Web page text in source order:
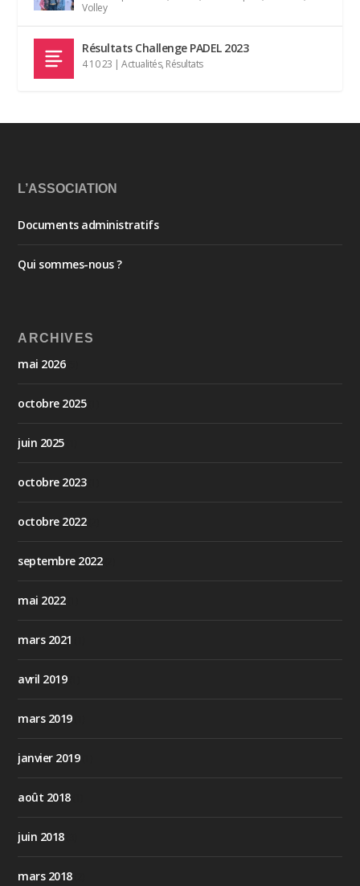
Volley
Résultats Challenge PADEL 2023
4 10 23 |Actualités, Résultats
L’ASSOCIATION
Documents administratifs
Qui sommes-nous ?
ARCHIVES
mai 2026(5)
octobre 2025(1)
juin 2025(1)
octobre 2023(1)
octobre 2022(2)
septembre 2022(2)
mai 2022(1)
mars 2021
avril 2019(1)
mars 2019(1)
janvier 2019(1)
août 2018(1)
juin 2018(3)
mars 2018(2)